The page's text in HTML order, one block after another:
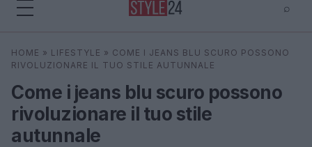
⌕
Cerca ⌕ ×
HOME » LIFESTYLE » COME I JEANS BLU SCURO POSSONO
RIVOLUZIONARE IL TUO STILE AUTUNNALE
Come i jeans blu scuro possono
rivoluzionare il tuo stile
autunnale